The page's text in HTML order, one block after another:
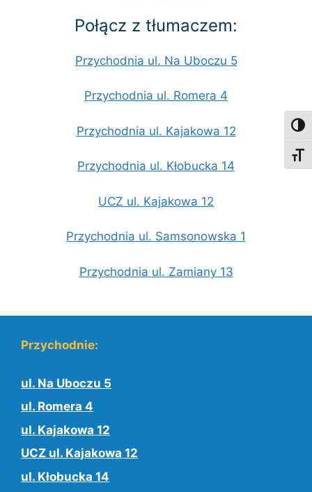
Połącz z tłumaczem:
Przychodnia ul. Na Uboczu 5
Przychodnia ul. Romera 4
Przychodnia ul. Kajakowa 12
Przychodnia ul. Kłobucka 14
UCZ ul. Kajakowa 12
Przychodnia ul. Samsonowska 1
Przychodnia ul. Zamiany 13
Przychodnie:
ul. Na Uboczu 5
ul. Romera 4
ul. Kajakowa 12
UCZ ul. Kajakowa 12
ul. Kłobucka 14